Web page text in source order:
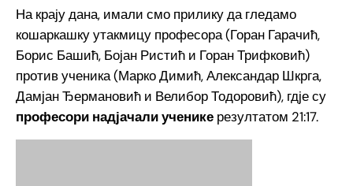
На крају дана, имали смо прилику да гледамо
кошаркашку утакмицу професора (Горан Гарачић,
Борис Башић, Бојан Ристић и Горан Трифковић)
против ученика (Марко Димић, Александар Шкрга,
Дамјан Ђермановић и Велибор Тодоровић), гдје су
професори надјачали ученике резултатом 21:17.